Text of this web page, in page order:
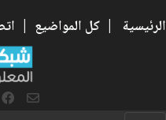
الرئيسية | كل المواضيع |